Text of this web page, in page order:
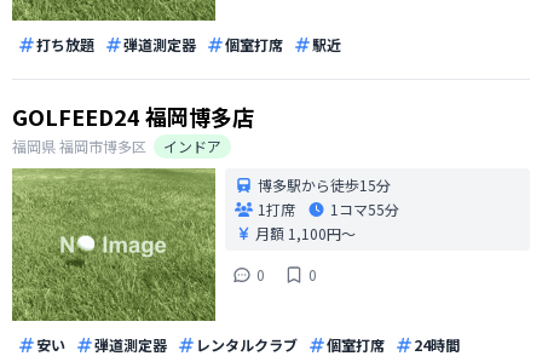
打ち放題 弾道測定器 個室打席 駅近
GOLFEED24 福岡博多店
福岡県福岡市博多区
インドア
博多駅から徒歩15分
1打席
1コマ55分
月額 1,100円〜
0
0
安い 弾道測定器 レンタルクラブ 個室打席 24時間